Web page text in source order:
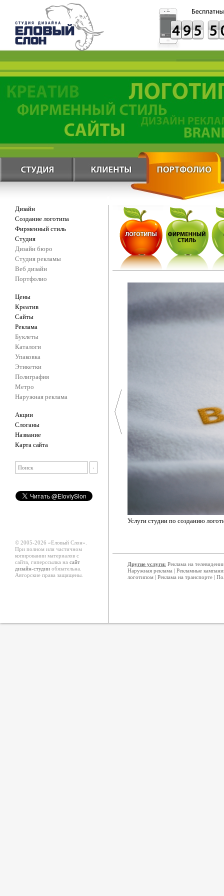
Дизайн
Создание логотипа
Фирменный стиль
Студия
Дизайн бюро
Студия рекламы
Веб дизайн
Портфолио
Цены
Креатив
Сайты
Реклама
Буклеты
Каталоги
Упаковка
Этикетки
Полиграфия
Метро
Наружная реклама
Акции
Слоганы
Название
Карта сайта
Услуги студии по созданию
© 2005-2026 «Еловый Cлон».
При полном или частичном
копировании материалов с
сайта, гиперссылка на сайт
дизайн-студии обязательна.
Авторские права защищены.
Другие услуги: Реклама на
Наружная реклама
Рекламные
логотипом
Реклама на транспорте